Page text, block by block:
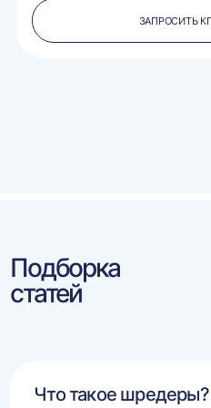
ЗАПРОСИТЬ
Подборка
статей
Что такое